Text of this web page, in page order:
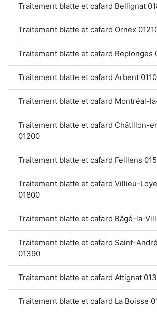
Traitement blatte et cafard Bellignat
Traitement blatte et cafard Ornex
Traitement blatte et cafard Replonges
Traitement blatte et cafard Arbent
Traitement blatte et cafard Montréal-
Traitement blatte et cafard Châtillon-
01200
Traitement blatte et cafard Feillens
Traitement blatte et cafard Villieu-
01800
Traitement blatte et cafard Bâgé-la-
Traitement blatte et cafard Saint-
01390
Traitement blatte et cafard Attignat
Traitement blatte et cafard La Boisse